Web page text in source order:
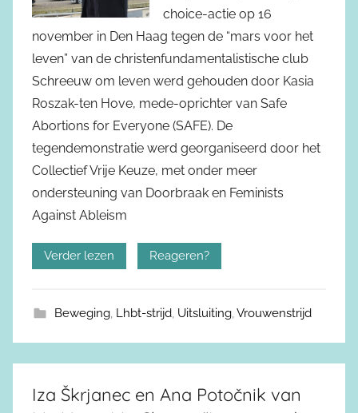
choice-actie op 16
november in Den Haag tegen de “mars voor het
leven” van de christenfundamentalistische club
Schreeuw om leven werd gehouden door Kasia
Roszak-ten Hove, mede-oprichter van Safe
Abortions for Everyone (SAFE). De
tegendemonstratie werd georganiseerd door het
Collectief Vrije Keuze, met onder meer
ondersteuning van Doorbraak en Feminists
Against Ableism
Verder lezen Reageren?
Beweging, Lhbt-strijd, Uitsluiting,Vrouwenstrijd
Iza Škrjanec en Ana Potočnik van